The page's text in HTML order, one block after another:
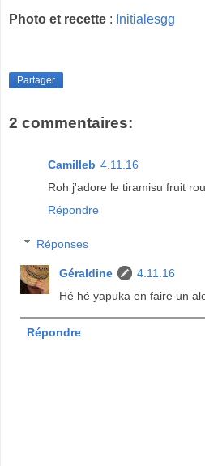
Photo et recette : Initialesgg
Partager
2 commentaires:
Camilleb 4.11.16
Roh j'adore le tiramisu fruit
Répondre
Réponses
Géraldine
4.11.16
Hé hé yapuka en faire un
Répondre